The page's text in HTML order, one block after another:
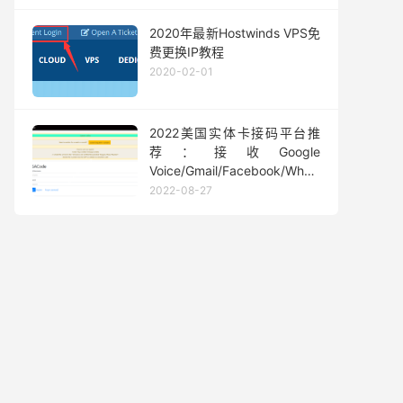
2020年最新Hostwinds VPS免
费更换IP教程
2020-02-01
2022美国实体卡接码平台推
荐：接收Google
Voice/Gmail/Facebook/Whatsapp
等短信验证码
2022-08-27